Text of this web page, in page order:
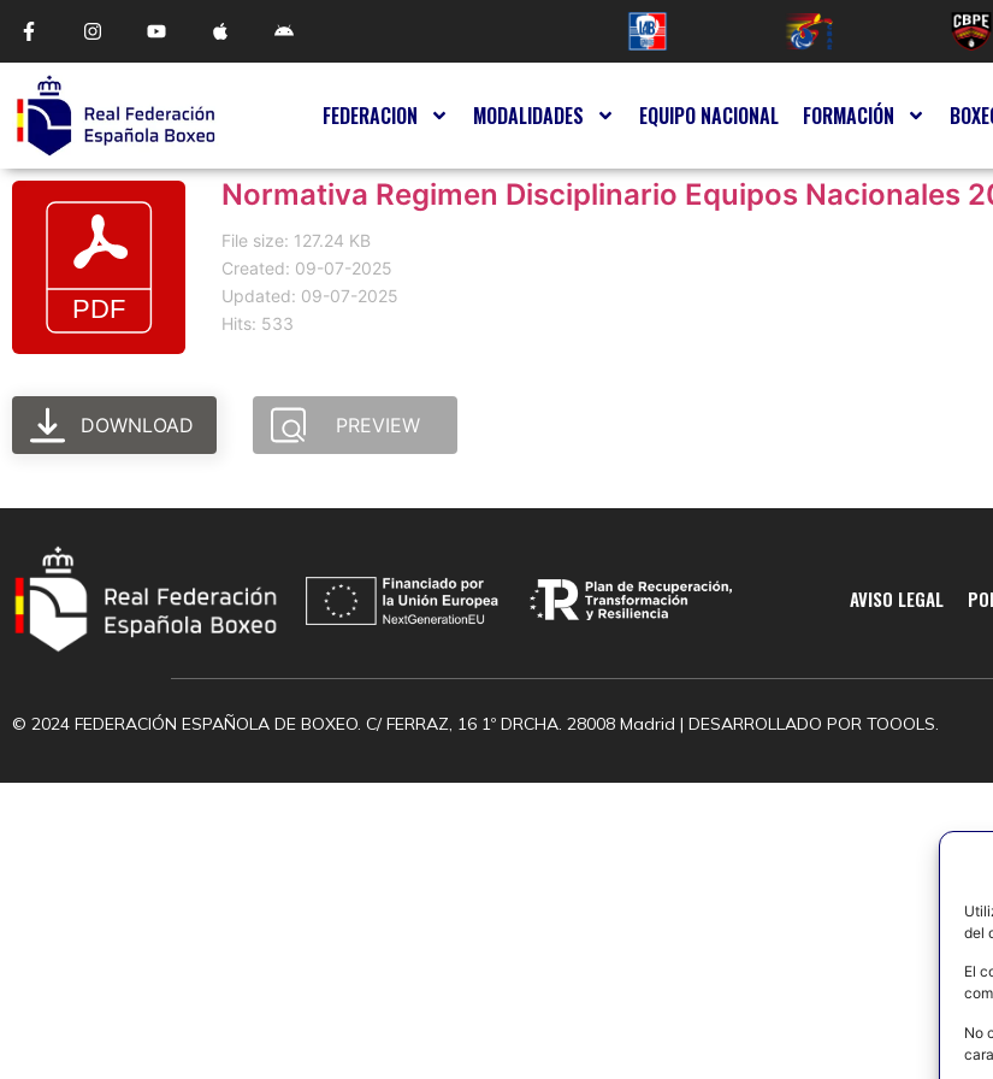
del
El
No
FEDERACION MODALIDADES EQUIPO NACIONAL FORMACIÓN
Normativa Regimen Disciplinario Equipos Nacionales
File size: 127.24 KB
Created: 09-07-2025
Updated: 09-07-2025
Hits: 533
DOWNLOAD PREVIEW
AVISO LEGAL
© 2024 FEDERACIÓN ESPAÑOLA DE BOXEO. C/ FERRAZ, 16 1º DRCHA. 28008 Madrid | DESARROLLADO POR TOOOLS.